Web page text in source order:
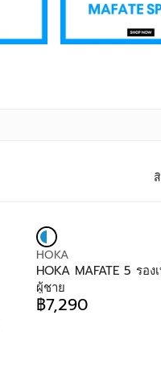
V
E
N
D
O
HOKA
HOKA MAFATE 5 รอง
ผู้ชาย
R
฿7,290